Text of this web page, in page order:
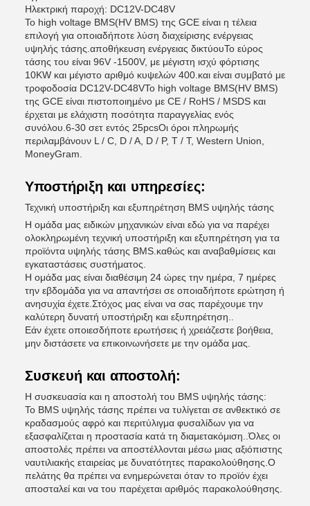
Ηλεκτρική παροχή: DC12V-DC48V
Το high voltage BMS(HV BMS) της GCE είναι η τέλεια
επιλογή για οποιαδήποτε λύση διαχείρισης ενέργειας
υψηλής τάσης.αποθήκευση ενέργειας δικτύουΤο εύρος
τάσης του είναι 96V -1500V, με μέγιστη ισχύ φόρτισης
10KW και μέγιστο αριθμό κυψελών 400.και είναι συμβατό με
τροφοδοσία DC12V-DC48VΤο high voltage BMS(HV BMS)
της GCE είναι πιστοποιημένο με CE / RoHS / MSDS και
έρχεται με ελάχιστη ποσότητα παραγγελίας ενός
συνόλου.6-30 σετ εντός 25pcsΟι όροι πληρωμής
περιλαμβάνουν L / C, D / A, D / P, T / T, Western Union,
MoneyGram.
Υποστήριξη και υπηρεσίες:
Τεχνική υποστήριξη και εξυπηρέτηση BMS υψηλής τάσης
Η ομάδα μας ειδικών μηχανικών είναι εδώ για να παρέχει
ολοκληρωμένη τεχνική υποστήριξη και εξυπηρέτηση για τα
προϊόντα υψηλής τάσης BMS.καθώς και αναβαθμίσεις και
εγκαταστάσεις συστήματος.
Η ομάδα μας είναι διαθέσιμη 24 ώρες την ημέρα, 7 ημέρες
την εβδομάδα για να απαντήσει σε οποιαδήποτε ερώτηση ή
ανησυχία έχετε.Στόχος μας είναι να σας παρέχουμε την
καλύτερη δυνατή υποστήριξη και εξυπηρέτηση..
Εάν έχετε οποιεσδήποτε ερωτήσεις ή χρειάζεστε βοήθεια,
μην διστάσετε να επικοινωνήσετε με την ομάδα μας.
Συσκευή και αποστολή:
Η συσκευασία και η αποστολή του BMS υψηλής τάσης:
Το BMS υψηλής τάσης πρέπει να τυλίγεται σε ανθεκτικό σε
κραδασμούς αφρό και περιτύλιγμα φυσαλίδων για να
εξασφαλίζεται η προστασία κατά τη διαμετακόμιση..Όλες οι
αποστολές πρέπει να αποστέλλονται μέσω μιας αξιόπιστης
ναυτιλιακής εταιρείας με δυνατότητες παρακολούθησης.Ο
πελάτης θα πρέπει να ενημερώνεται όταν το προϊόν έχει
αποσταλεί και να του παρέχεται αριθμός παρακολούθησης.